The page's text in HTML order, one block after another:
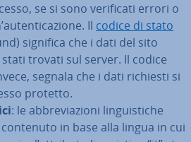
se si sono ve­ri­fi­ca­ti errori o
Il codice di stato
significa che i dati del sito
trovati sul server. Il codice
segnala che i dati richiesti si
protetto.
: le ab­bre­via­zio­ni lin­gui­sti­che
in base alla lingua in cui